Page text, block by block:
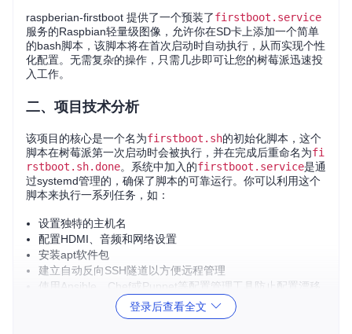
raspberian-firstboot 提供了一个预装了firstboot.service
服务的Raspbian轻量级图像，允许你在SD卡上添加一个简单
的bash脚本，该脚本将在首次启动时自动执行，从而实现个性
化配置。无需复杂的操作，只需几步即可让您的树莓派迅速投
入工作。
二、项目技术分析
该项目的核心是一个名为firstboot.sh的初始化脚本，这个
脚本在树莓派第一次启动时会被执行，并在完成后重命名为fi
rstboot.sh.done。系统中加入的firstboot.service是通
过systemd管理的，确保了脚本的可靠运行。你可以利用这个
脚本来执行一系列任务，如：
设置独特的主机名
配置HDMI、音频和网络设置
安装apt软件包
建立自动反向SSH隧道以方便远程管理
使用Ansible、Chef或Puppet等配置管理工具防止配置漂移
甚至可以用于大规模IoT设备的定制化部署
登录后查看全文